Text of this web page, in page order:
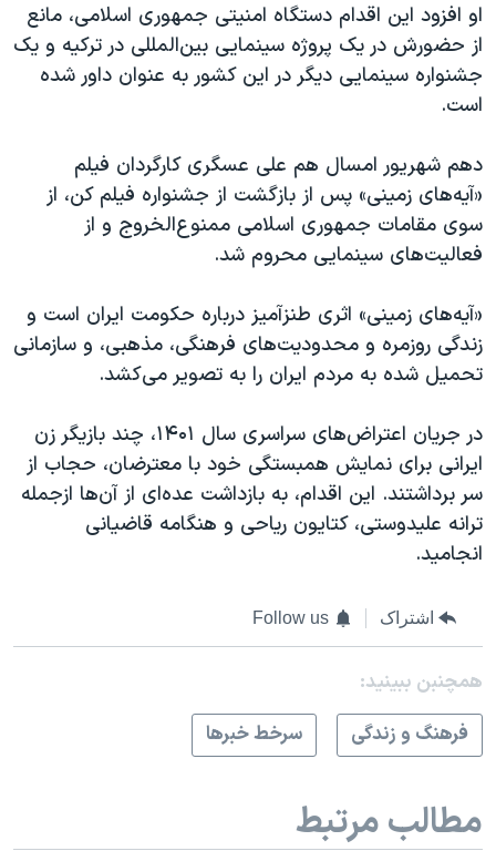
اسرائیل در جنگ
نرگس محمدی برنده جایزه نوبل صلح
همایش محافظه‌کاران آمریکا «سی‌پک»
سفر پرزیدنت ترامپ به چین
او افزود این اقدام دستگاه امنیتی جمهوری اسلامی، مانع
از حضورش در یک پروژه سینمایی بین‌المللی در ترکیه و یک
جشنواره سینمایی دیگر در این کشور به عنوان داور شده
است.
دهم شهریور امسال هم علی عسگری کارگردان فیلم
«آیه‌های زمینی» پس از بازگشت از جشنواره فیلم کن، از
سوی مقامات جمهوری اسلامی ممنوع‌الخروج و از
فعالیت‌های سینمایی محروم شد.
«آیه‌های زمینی» اثری طنزآمیز درباره حکومت ایران است و
زندگی روزمره و محدودیت‌های فرهنگی، مذهبی، و سازمانی
تحمیل شده به مردم ایران را به تصویر می‌کشد.
در جریان اعتراض‌های سراسری سال ۱۴۰۱، چند بازیگر زن
ایرانی برای نمایش همبستگی خود با معترضان، حجاب از
سر برداشتند. این اقدام، به بازداشت عده‌ای از آن‌ها ازجمله
ترانه علیدوستی، کتایون ریاحی و هنگامه قاضیانی
انجامید.
اشتراک Follow us
همچنبن ببینید:
فرهنگ و زندگی
سرخط خبرها
مطالب مرتبط